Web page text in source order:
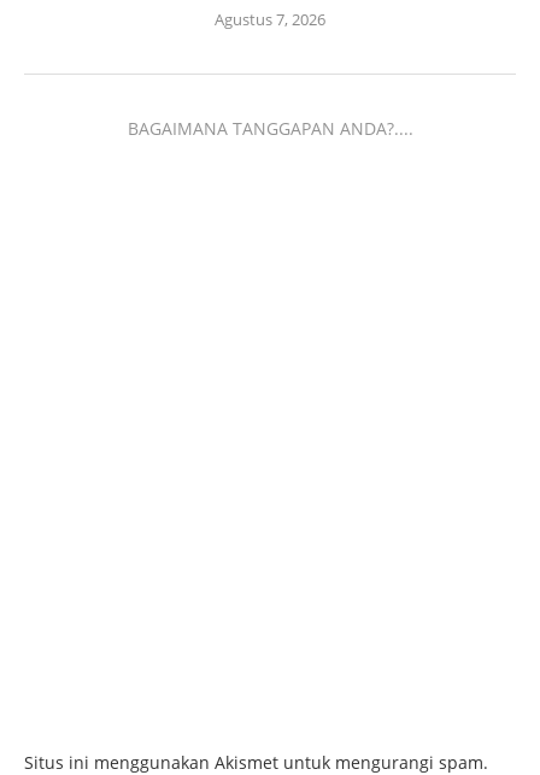
Agustus 7, 2026
BAGAIMANA TANGGAPAN ANDA?....
Situs ini menggunakan Akismet untuk mengurangi spam.